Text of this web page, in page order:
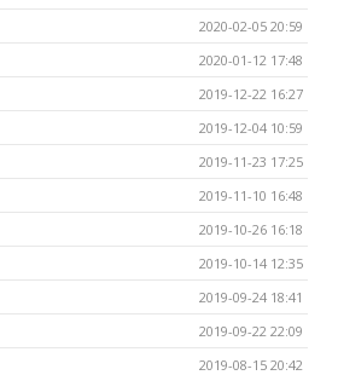
2020-02-05 20:59
2020-01-12 17:48
2019-12-22 16:27
2019-12-04 10:59
2019-11-23 17:25
2019-11-10 16:48
2019-10-26 16:18
2019-10-14 12:35
2019-09-24 18:41
2019-09-22 22:09
2019-08-15 20:42